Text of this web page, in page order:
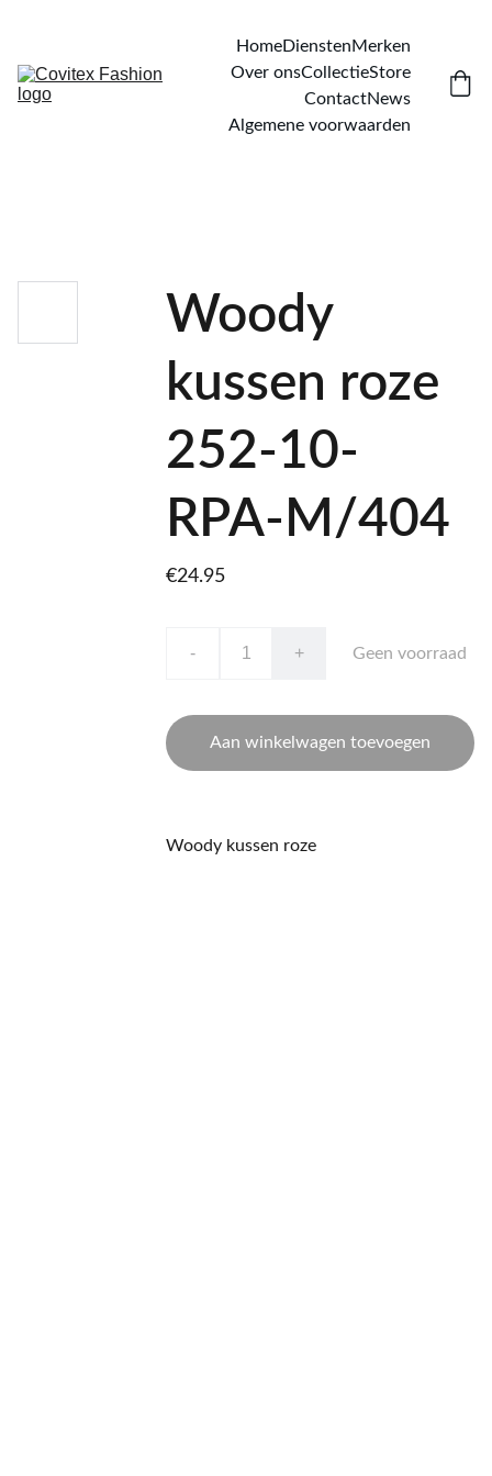
HomeDienstenMerken
Over onsCollectieStore
ContactNews
Algemene voorwaarden
Woody
kussen roze
252-10-
RPA-M/404
€24.95
- + Geen voorraad
Aan winkelwagen toevoegen
Woody kussen roze